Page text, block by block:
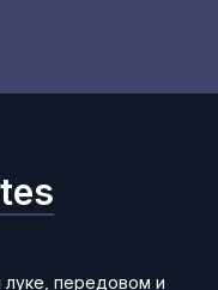
луке, передовом и